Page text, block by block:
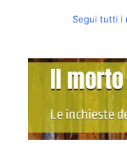
Segui tutti i